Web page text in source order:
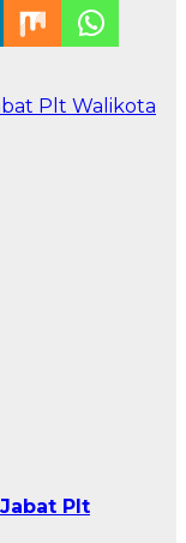
Plt Walikota
Plt